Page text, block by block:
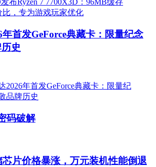
首发GeForce典藏卡：限量纪念
史
码破解
芯片价格暴涨，万元装机性能倒退